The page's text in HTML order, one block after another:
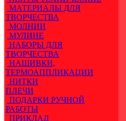
МАТЕРИАЛЫ ДЛЯ
ТВОРЧЕСТВА
МОЛНИИ
МУЛИНЕ
НАБОРЫ ДЛЯ
ТВОРЧЕСТВА
НАШИВКИ,
ТЕРМОАППЛИКАЦИИ
НИТКИ
ПЛЕЧИ
ПОДАРКИ РУЧНОЙ
РАБОТЫ
ПРИКЛАД